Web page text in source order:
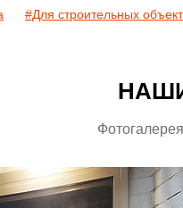
#Для строительных